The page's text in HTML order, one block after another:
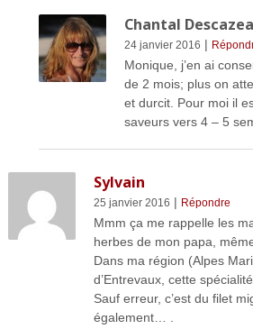
Chantal
24 janvier 2016 |
Monique, j’en ai
de 2 mois; plus on
et durcit. Pour moi il
saveurs vers 4 – 5
Sylvain
25 janvier 2016 | Répondre
Mmm ça me rappelle les
herbes de mon papa,
Dans ma région (Alpes
d’Entrevaux, cette
Sauf erreur, c’est du filet
également… .